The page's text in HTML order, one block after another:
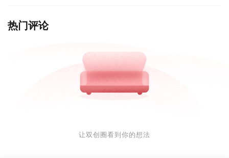
热门评论
让双创圈看到你的想法